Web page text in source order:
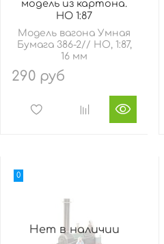
модель из картона.
HO 1:87
Модель вагона Умная
Бумага 386-2// HO, 1:87,
16 мм
290 руб
Нет в наличии
0